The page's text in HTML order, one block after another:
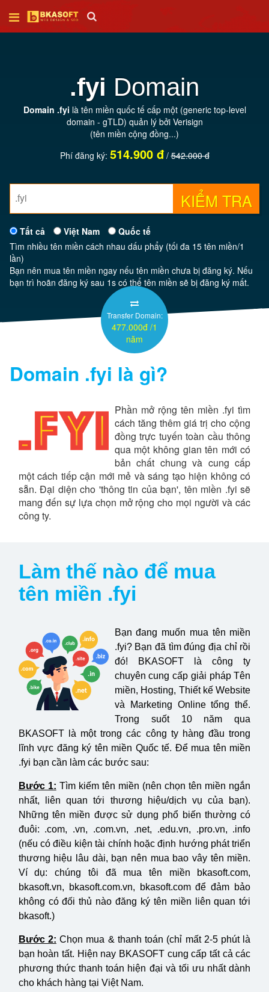
Thiết
Tên
miền
Hosting
.fyi Domain
Domain .fyi là tên miền quốc tế cấp một (generic top-level
domain - gTLD) quản lý bởi Verisign
(tên miền cộng đồng...)
Phí đăng ký: 514.900 đ/542.000 đ
KIỂM TRA
Tất cả Việt Nam
Quốc tế
Tìm nhiều tên miền cách nhau dấu phẩy (tối đa 15 tên miền/1
lần)
Bạn nên mua tên miền ngay nếu tên miền chưa bị đăng ký. Nếu
bạn trì hoãn đăng ký sau 1s có thể tên miền sẽ bị đăng ký mất.
Transfer Domain:
477.000đ /1
năm
Domain .fyi là gì?
Phần mở rộng tên miền .fyi tìm
cách tăng thêm giá trị cho cộng
đồng trực tuyến toàn cầu thông
qua một không gian tên mới có
bản chất chung và cung cấp
một cách tiếp cận mới mẻ và sáng tạo hiện không có
sẵn. Đại diện cho 'thông tin của bạn', tên miền .fyi sẽ
mang đến sự lựa chọn mở rộng cho mọi người và các
công ty.
Làm thế nào để mua
tên miền .fyi
Bạn đang muốn mua tên miền
.fyi? Bạn đã tìm đúng địa chỉ rồi
đó! BKASOFT là công ty
chuyên cung cấp giải pháp Tên
miền, Hosting, Thiết kế Website
và Marketing Online tổng thể.
Trong suốt 10 năm qua
BKASOFT là một trong các công ty hàng đầu trong
lĩnh vực đăng ký tên miền Quốc tế. Để mua tên miền
.fyi bạn cần làm các bước sau:
Bước 1: Tìm kiếm tên miền (nên chọn tên miền ngắn
nhất, liên quan tới thương hiệu/dịch vụ của bạn).
Những tên miền được sử dụng phổ biến thường có
đuôi: .com, .vn, .com.vn, .net, .edu.vn, .pro.vn, .info
(nếu có điều kiện tài chính hoặc định hướng phát triển
thương hiệu lâu dài, bạn nên mua bao vây tên miền.
Ví dụ: chúng tôi đã mua tên miền bkasoft.com,
bkasoft.vn, bkasoft.com.vn, bkasoft.com để đảm bảo
không có đối thủ nào đăng ký tên miền liên quan tới
bkasoft.)
Bước 2: Chọn mua & thanh toán (chỉ mất 2-5 phút là
bạn hoàn tất. Hiện nay BKASOFT cung cấp tất cả các
phương thức thanh toán hiện đại và tối ưu nhất dành
cho khách hàng tại Việt Nam.